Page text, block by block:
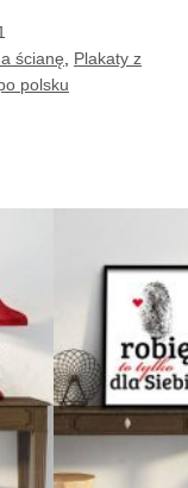
ścianę, Plakaty z
polsku